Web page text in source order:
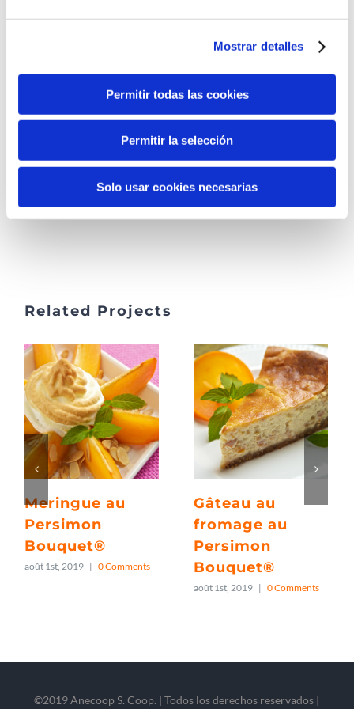
Mostrar detalles
Permitir todas las cookies
Permitir la selección
Solo usar cookies necesarias
Éplucher les pommes de terre, les couper en tranches et
les mettre sur une plaque de four huilée. Les arroser
d’huile, les assaisonner et les cuire au four. Servir le filet
avec la sauce de kaki, accompagné des pommes de terre au
quantités de fruit indiquées selon votre goût.
Related Projects
Meringue au
Persimon
Bouquet®
août 1st, 2019 | 0 Comments
Gâteau au
fromage au
Persimon
Bouquet®
août 1st, 2019 | 0 Comments
©2019 Anecoop S. Coop. | Todos los derechos reservados |